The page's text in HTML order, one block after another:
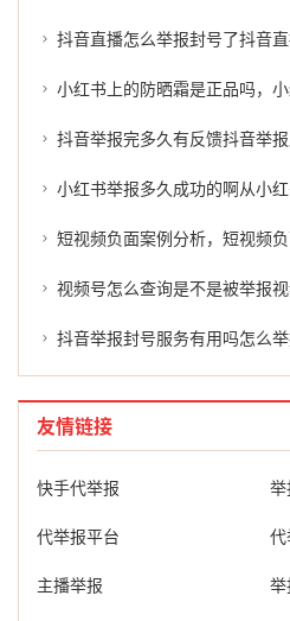
抖音直播怎么举报封号了抖音直
小红书上的防晒霜是正品吗，小红书
抖音举报完多久有反馈抖音举报后多
小红书举报多久成功的啊从小
短视频负面案例分析，短视频负面
视频号怎么查询是不是被举报
抖音举报封号服务有用吗怎么举报的，抖音举报
友情链接
快手代举报 举
代举报平台 代
主播举报 举